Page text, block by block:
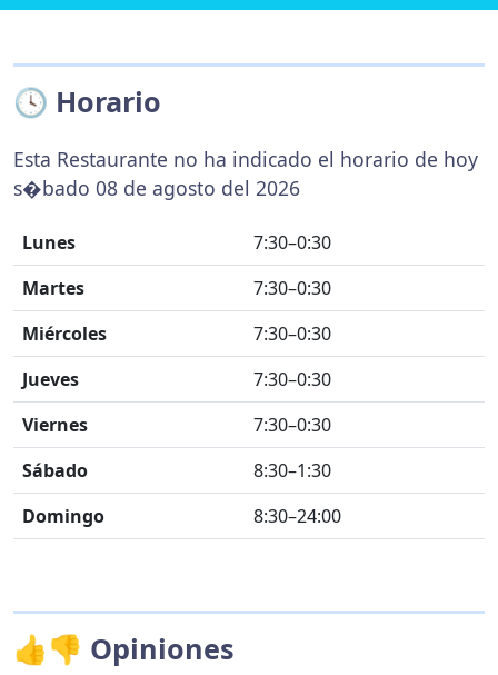
🕓 Horario
Esta Restaurante no ha indicado el horario de hoy
s�bado 08 de agosto del 2026
Lunes
7:30–0:30
Martes
7:30–0:30
Miércoles
7:30–0:30
Jueves
7:30–0:30
Viernes
7:30–0:30
Sábado
8:30–1:30
Domingo
8:30–24:00
👍👎 Opiniones